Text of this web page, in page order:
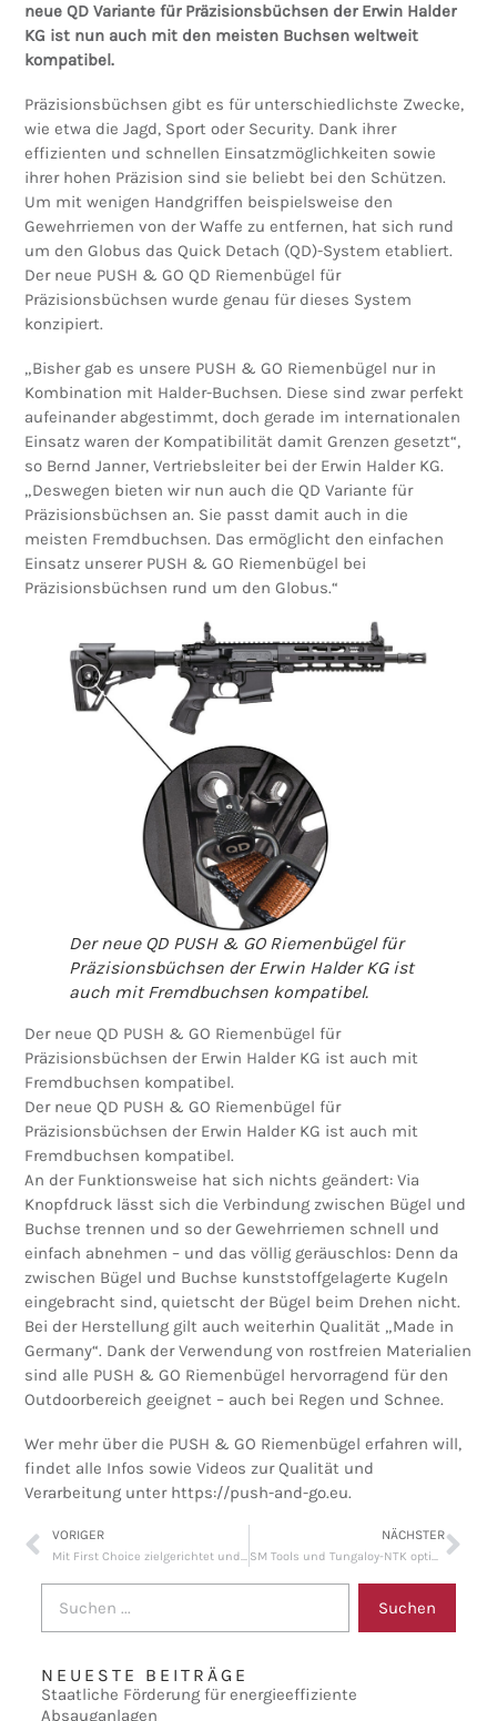
neue QD Variante für Präzisionsbüchsen der Erwin Halder
KG ist nun auch mit den meisten Buchsen weltweit
kompatibel.
Präzisionsbüchsen gibt es für unterschiedlichste Zwecke,
wie etwa die Jagd, Sport oder Security. Dank ihrer
effizienten und schnellen Einsatzmöglichkeiten sowie
ihrer hohen Präzision sind sie beliebt bei den Schützen.
Um mit wenigen Handgriffen beispielsweise den
Gewehrriemen von der Waffe zu entfernen, hat sich rund
um den Globus das Quick Detach (QD)-System etabliert.
Der neue PUSH & GO QD Riemenbügel für
Präzisionsbüchsen wurde genau für dieses System
konzipiert.
„Bisher gab es unsere PUSH & GO Riemenbügel nur in
Kombination mit Halder-Buchsen. Diese sind zwar perfekt
aufeinander abgestimmt, doch gerade im internationalen
Einsatz waren der Kompatibilität damit Grenzen gesetzt“,
so Bernd Janner, Vertriebsleiter bei der Erwin Halder KG.
„Deswegen bieten wir nun auch die QD Variante für
Präzisionsbüchsen an. Sie passt damit auch in die
meisten Fremdbuchsen. Das ermöglicht den einfachen
Einsatz unserer PUSH & GO Riemenbügel bei
Präzisionsbüchsen rund um den Globus.“
Der neue QD PUSH & GO Riemenbügel für
Präzisionsbüchsen der Erwin Halder KG ist
auch mit Fremdbuchsen kompatibel.
Der neue QD PUSH & GO Riemenbügel für
Präzisionsbüchsen der Erwin Halder KG ist auch mit
Fremdbuchsen kompatibel.
Der neue QD PUSH & GO Riemenbügel für
Präzisionsbüchsen der Erwin Halder KG ist auch mit
Fremdbuchsen kompatibel.
An der Funktionsweise hat sich nichts geändert: Via
Knopfdruck lässt sich die Verbindung zwischen Bügel und
Buchse trennen und so der Gewehrriemen schnell und
einfach abnehmen – und das völlig geräuschlos: Denn da
zwischen Bügel und Buchse kunststoffgelagerte Kugeln
eingebracht sind, quietscht der Bügel beim Drehen nicht.
Bei der Herstellung gilt auch weiterhin Qualität „Made in
Germany“. Dank der Verwendung von rostfreien Materialien
sind alle PUSH & GO Riemenbügel hervorragend für den
Outdoorbereich geeignet – auch bei Regen und Schnee.
Wer mehr über die PUSH & GO Riemenbügel erfahren will,
findet alle Infos sowie Videos zur Qualität und
Verarbeitung unter https://push-and-go.eu.
VORIGER
Mit First Choice zielgerichtet und schnell zur individuellen Zerspanungslösung
NÄCHSTER
SM Tools und Tungaloy-NTK optimieren Fertigungsprozesse bei Wandfluh
Suchen
NEUESTE BEITRÄGE
Staatliche Förderung für energieeffiziente
Absauganlagen